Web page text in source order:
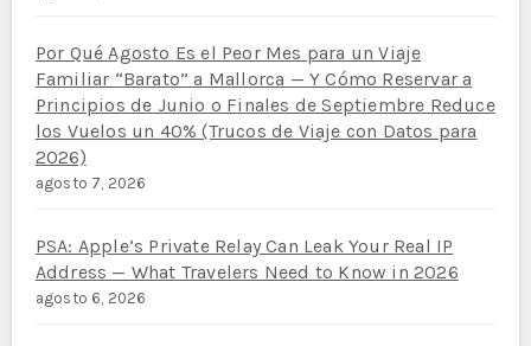
Por Qué Agosto Es el Peor Mes para un Viaje
Familiar “Barato” a Mallorca — Y Cómo Reservar a
Principios de Junio o Finales de Septiembre Reduce
los Vuelos un 40% (Trucos de Viaje con Datos para
2026)
agosto 7, 2026
PSA: Apple’s Private Relay Can Leak Your Real IP
Address — What Travelers Need to Know in 2026
agosto 6, 2026